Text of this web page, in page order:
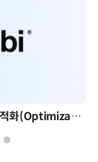
AI 시대의 의사결정을 바꾸는 수리최적화(Optimization): 실제 산업 적용 사례와 활용 전략